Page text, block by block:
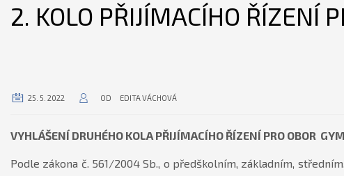
2. KOLO PŘIJÍMACÍHO ŘÍZENÍ
25. 5. 2022 OD EDITA VÁCHOVÁ
VYHLÁŠENÍ DRUHÉHO KOLA PŘIJÍMACÍHO ŘÍZENÍ PRO OBOR
Podle zákona č. 561/2004 Sb., o předškolním, základním,